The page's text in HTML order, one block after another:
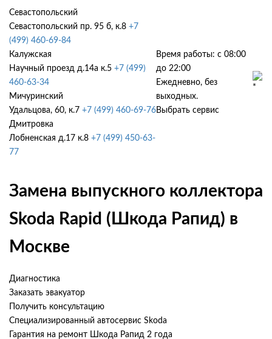
Севастопольский
Севастопольский пр. 95 б, к.8 +7
(499) 460-69-84
Калужская
Научный проезд д.14а к.5 +7 (499)
460-63-34
Мичуринский
Удальцова, 60, к.7 +7 (499) 460-69-76
Дмитровка
Лобненская д.17 к.8 +7 (499) 450-63-
77
Время работы: с 08:00
до 22:00
Ежедневно, без
выходных.
Выбрать сервис
Замена выпускного коллектора
Skoda Rapid (Шкода Рапид) в
Москве
Диагностика
Заказать эвакуатор
Получить консультацию
Специализированный автосервис Skoda
Гарантия на ремонт Шкода Рапид 2 года